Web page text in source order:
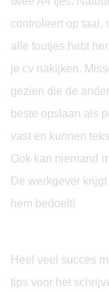
controleert op taal,
alle foutjes hebt
je cv nakijken.
gezien die de
beste opslaan als
vast en kunnen
Ook kan niemand
De werkgever
hem bedoelt!
Heel veel succes
tips voor het